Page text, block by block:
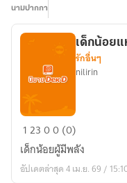
นามปากกา
เด็ก
น้อย
แห่ง
แสง
เด็กน้อย
รักอื่นๆ
nilirin
12300 (0)
เด็กน้อยผู้มีพลัง
อัปเดตล่าสุด 4 เม.ย. 69 /